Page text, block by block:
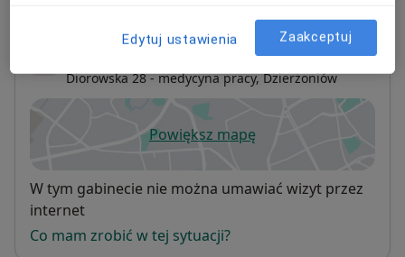
Diorowska 28 - medycyna pracy, Dzierżoniów
Powiększ mapęotwiera się w nowej karcie
Dostępność
W tym gabinecie nie można umawiać wizyt przez
internet
Co mam zrobić w tej sytuacji?
Edytuj ustawienia Zaakceptuj